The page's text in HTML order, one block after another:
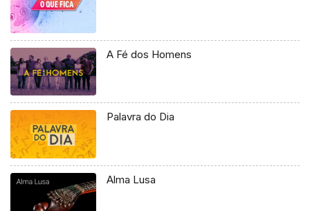
A Fé dos Homens
Palavra do Dia
Alma Lusa